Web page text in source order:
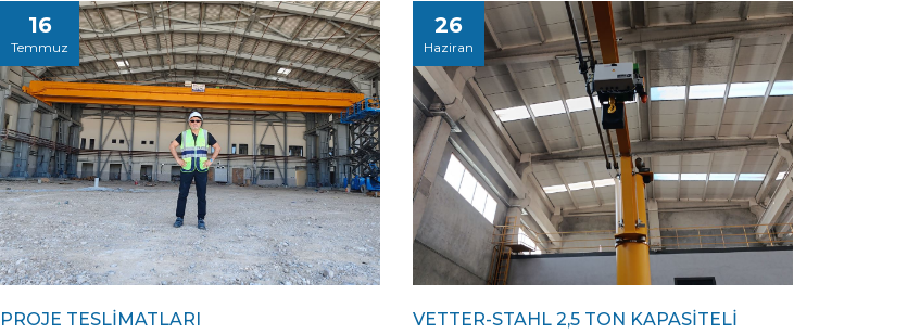
16
Temmuz
PROJE TESLİMATLARI
26
Haziran
VETTER-STAHL 2,5 TON KAPASİTELİ